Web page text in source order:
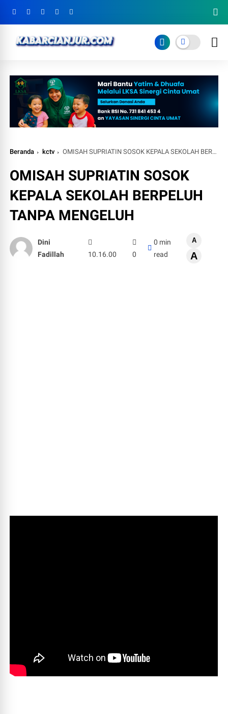
Beranda kctv OMISAH SUPRIATIN SOSOK KEPALA SEKOLAH BERPELUH TANPA MENGELUH
OMISAH SUPRIATIN SOSOK
KEPALA SEKOLAH BERPELUH
TANPA MENGELUH
Dini
Fadillah
10.16.00 0
0 min
read
A
A